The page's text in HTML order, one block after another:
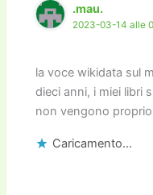
.mau.
2023-03-14 alle
la voce wikidata sul
dieci anni, i miei libri
non vengono
Caricamento...